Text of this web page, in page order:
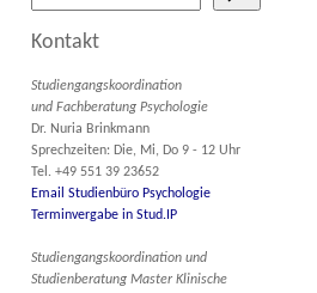
Kontakt
Studiengangskoordination
und Fachberatung Psychologie
Dr. Nuria Brinkmann
Sprechzeiten: Die, Mi, Do 9 - 12 Uhr
Tel. +49 551 39 23652
Email Studienbüro Psychologie
Terminvergabe in Stud.IP
Studiengangskoordination und
Studienberatung Master Klinische